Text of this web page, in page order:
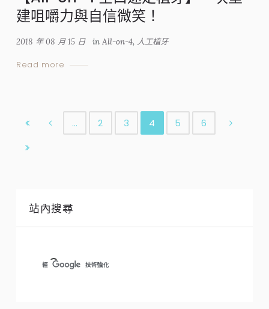
建咀嚼力與自信微笑！
2018 年 08 月 15 日 in All-on-4, 人工植牙
Read more
… 2 3 4 5 6
站內搜尋